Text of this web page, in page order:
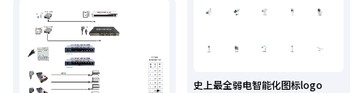
史上最全弱电智能化图标logo